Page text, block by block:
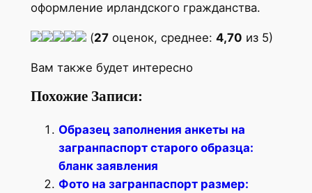
оформление ирландского гражданства.
(27оценок, среднее: 4,70 из 5)
Вам также будет интересно
Похожие Записи:
Образец заполнения анкеты на
загранпаспорт старого образца:
бланк заявления
Фото на загранпаспорт размер: